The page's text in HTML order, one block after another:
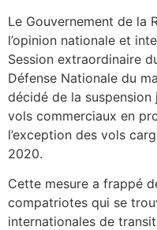
Le Gouvernement de la
l’opinion nationale et
Session extraordinaire
Défense Nationale du
décidé de la suspension
vols commerciaux en
l’exception des vols
2020.
Cette mesure a frappé
compatriotes qui se
internationales de